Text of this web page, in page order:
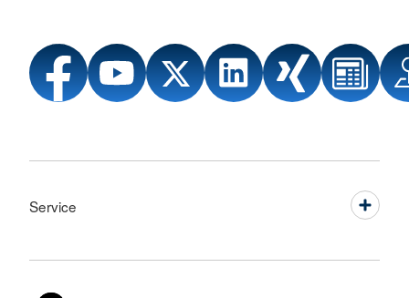
Service
Sprache wechseln zu